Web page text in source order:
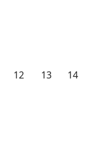
12 13 14